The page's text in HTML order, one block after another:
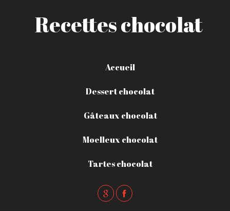
Recettes chocolat
Accueil
Dessert chocolat
Gâteaux chocolat
Moelleux chocolat
Tartes chocolat